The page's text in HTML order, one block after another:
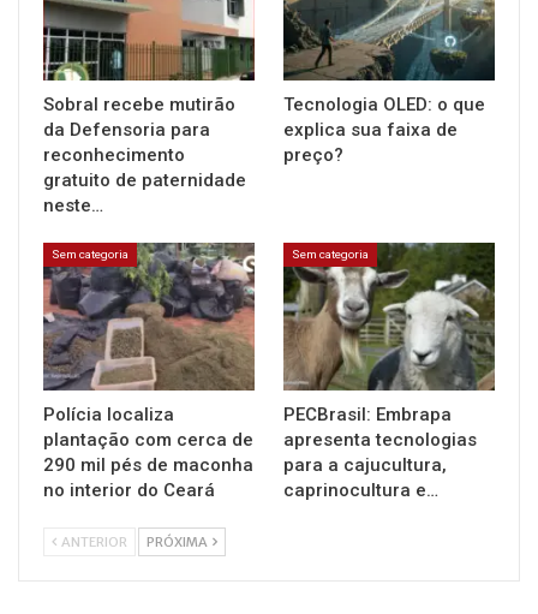
Sobral recebe mutirão
da Defensoria para
reconhecimento
gratuito de paternidade
neste…
Tecnologia OLED: o que
explica sua faixa de
preço?
Sem categoria
Polícia localiza
plantação com cerca de
290 mil pés de maconha
no interior do Ceará
Sem categoria
PECBrasil: Embrapa
apresenta tecnologias
para a cajucultura,
caprinocultura e…
ANTERIOR PRÓXIMA